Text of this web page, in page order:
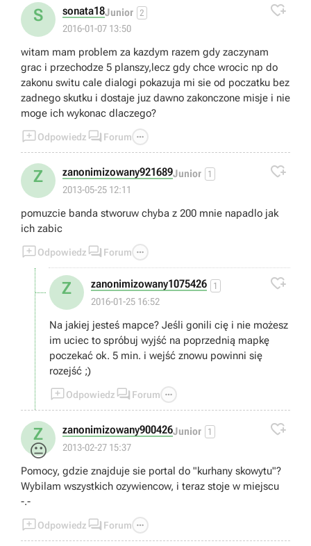
S sonata18Junior 2
2016-01-07 13:50

witam mam problem za kazdym razem gdy zaczynam
grac i przechodze 5 planszy,lecz gdy chce wrocic np do
zakonu switu cale dialogi pokazuja mi sie od poczatku bez
zadnego skutku i dostaje juz dawno zakonczone misje i nie
moge ich wykonac dlaczego?
Odpowiedz  Forum 
Z zanonimizowany921689Junior 1
2013-05-25 12:11

pomuzcie banda stworuw chyba z 200 mnie napadlo jak
ich zabic
Odpowiedz  Forum 
Z zanonimizowany1075426 1
2016-01-25 16:52

Na jakiej jesteś mapce? Jeśli gonili cię i nie możesz
im uciec to spróbuj wyjść na poprzednią mapkę
poczekać ok. 5 min. i wejść znowu powinni się
rozejść ;)
Odpowiedz  Forum 
Z
😐
zanonimizowany900426Junior 1
2013-02-27 15:37

Pomocy, gdzie znajduje sie portal do "kurhany skowytu"?
Wybilam wszystkich ozywiencow, i teraz stoje w miejscu
-.-
Odpowiedz  Forum 